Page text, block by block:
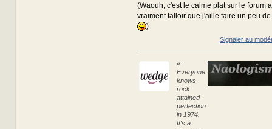
(Waouh, c'est le calme plat sur le forum
vraiment falloir que j'aille faire un peu
)
Signaler au
«
Everyone
knows
rock
attained
perfection
in 1974.
It's a